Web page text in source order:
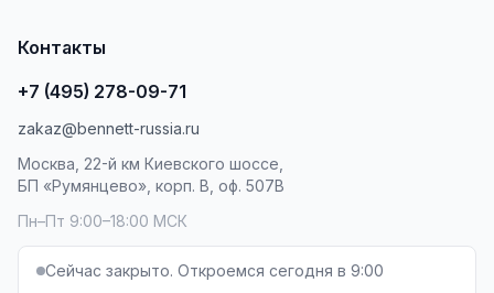
Контакты
+7 (495) 278-09-71
zakaz@bennett-russia.ru
Москва, 22-й км Киевского шоссе,
БП «Румянцево», корп. В, оф. 507В
Пн–Пт 9:00–18:00 МСК
Сейчас закрыто. Откроемся сегодня в 9:00